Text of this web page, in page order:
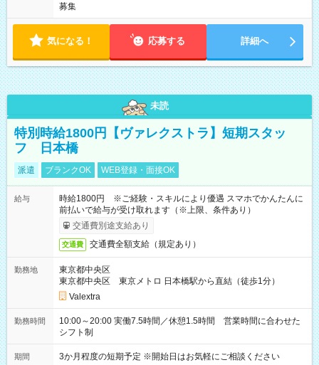
募集
気になる！ 応募する 詳細へ
未読
特別時給1800円【ヴァレクストラ】短期スタッ
フ 日本橋
派遣 ブランクOK WEB登録・面接OK
給与
時給1800円 ※ご経験・スキルにより優遇 スマホでかんたんに
前払いで給与が受け取れます（※上限、条件あり）
交通費別途支給あり
交通費 交通費全額支給（規定あり）
勤務地
東京都中央区
東京都中央区 東京メトロ 日本橋駅から直結（徒歩1分）
Valextra
勤務時間
10:00～20:00 実働7.5時間／休憩1.5時間 営業時間に合わせた
シフト制
期間 3か月程度の短期予定 ※開始日はお気軽にご相談ください